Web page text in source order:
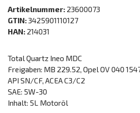
Artikelnummer: 23600073
GTIN:3425901110127
HAN: 214031
Total Quartz Ineo MDC
Freigaben: MB 229.52, Opel OV 040
API SN/CF, ACEA C3/C2
SAE: 5W-30
Inhalt: 5L Motoröl